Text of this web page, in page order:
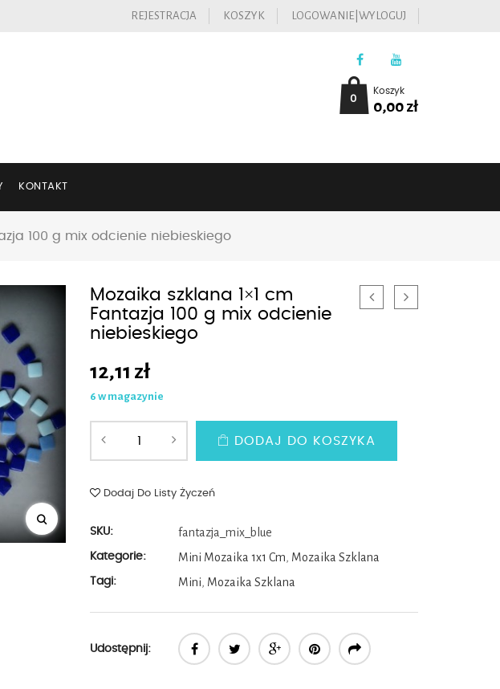
REJESTRACJA KOSZYK LOGOWANIE|WYLOGUJ
Koszyk
0,00zł
0
KONTAKT
100 g mix odcienie niebieskiego
Mozaika szklana 1×1 cm
Fantazja 100 g mix odcienie
niebieskiego
12,11 zł
6 w magazynie
DODAJ DO KOSZYKA
Dodaj Do Listy Życzeń
SKU: fantazja_mix_blue
Kategorie: Mini Mozaika 1x1 Cm, Mozaika Szklana
Tagi: Mini, Mozaika Szklana
Udostępnij: